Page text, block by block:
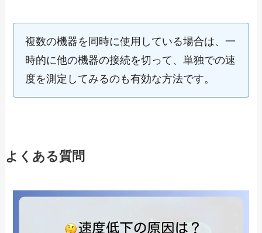
複数の機器を同時に使用している場合は、一
時的に他の機器の接続を切って、単独での速
度を測定してみるのも有効な方法です。
よくある質問